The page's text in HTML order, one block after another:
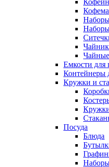
Емкости для
Контейнеры
Кружки и
Посуда
Блюда